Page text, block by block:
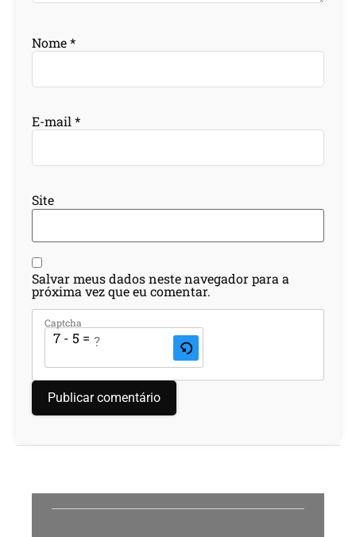
Nome*
E-mail *
Site
Salvar meus dados neste navegador para a
próxima vez que eu comentar.
Captcha
7 - 5 = ?